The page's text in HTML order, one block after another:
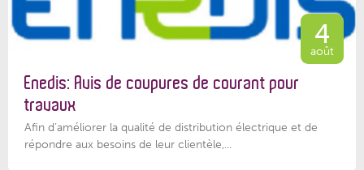
4
août
Enedis: Avis de coupures de courant pour
travaux
Afin d’améliorer la qualité de distribution électrique et de
répondre aux besoins de leur clientèle,...